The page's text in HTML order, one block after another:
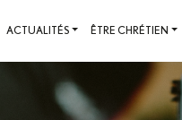
ACTUALITÉS ÊTRE CHRÉTIEN